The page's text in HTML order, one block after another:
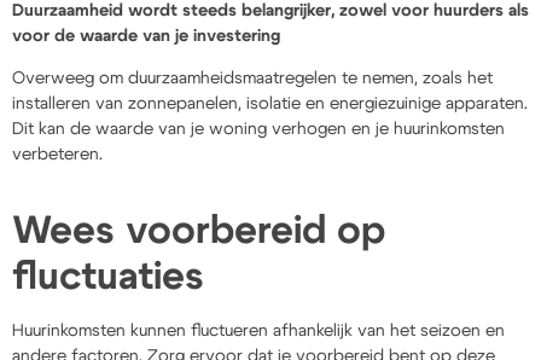
Duurzaamheid wordt steeds belangrijker, zowel voor huurders als
voor de waarde van je investering
Overweeg om duurzaamheidsmaatregelen te nemen, zoals het
installeren van zonnepanelen, isolatie en energiezuinige apparaten.
Dit kan de waarde van je woning verhogen en je huurinkomsten
verbeteren.
Wees voorbereid op
fluctuaties
Huurinkomsten kunnen fluctueren afhankelijk van het seizoen en
andere factoren. Zorg ervoor dat je voorbereid bent op deze